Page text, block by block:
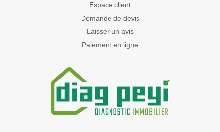
Espace client
Demande de devis
Laisser un avis
Paiement en ligne